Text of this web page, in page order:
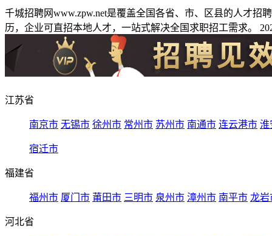
千城招聘网www.zpw.net是覆盖全国各省、市、区县的人才
历，企业可直招本地人才，一站式解决全国求职招工需求。
江苏省
南京市 无锡市 徐州市 常州市 苏州市 南通市 连云港市 淮
宿迁市
福建省
福州市 厦门市 莆田市 三明市 泉州市 漳州市 南平市 龙岩
河北省